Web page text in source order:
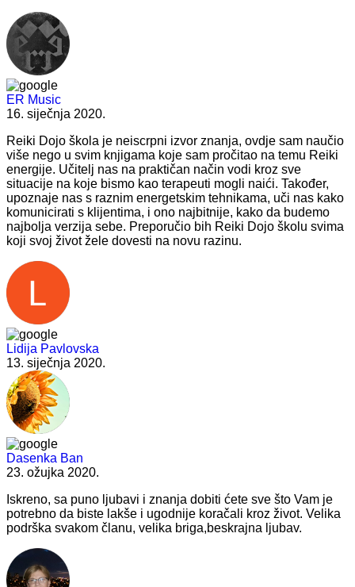
ER Music
16. siječnja 2020.
Reiki Dojo škola je neiscrpni izvor znanja, ovdje sam naučio
više nego u svim knjigama koje sam pročitao na temu Reiki
energije. Učitelj nas na praktičan način vodi kroz sve
situacije na koje bismo kao terapeuti mogli naići. Također,
upoznaje nas s raznim energetskim tehnikama, uči nas kako
komunicirati s klijentima, i ono najbitnije, kako da budemo
najbolja verzija sebe. Preporučio bih Reiki Dojo školu svima
koji svoj život žele dovesti na novu razinu.
Lidija Pavlovska
13. siječnja 2020.
Dasenka Ban
23. ožujka 2020.
Iskreno, sa puno ljubavi i znanja dobiti ćete sve što Vam je
potrebno da biste lakše i ugodnije koračali kroz život. Velika
podrška svakom članu, velika briga,beskrajna ljubav.